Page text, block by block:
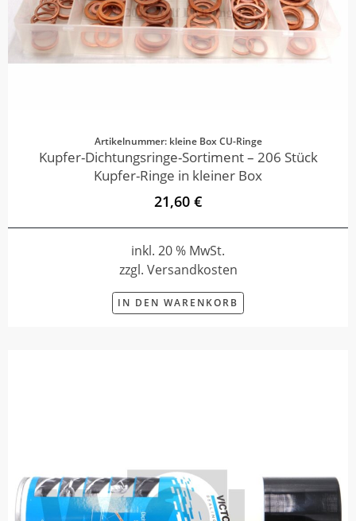
Artikelnummer: kleine Box CU-Ringe
Kupfer-Dichtungsringe-Sortiment – 206 Stück
Kupfer-Ringe in kleiner Box
21,60 €
inkl. 20 % MwSt.
zzgl. Versandkosten
IN DEN WARENKORB